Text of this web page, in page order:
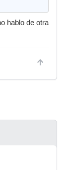
hablo de otra